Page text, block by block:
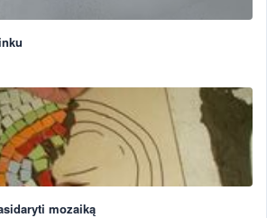
mozaiką